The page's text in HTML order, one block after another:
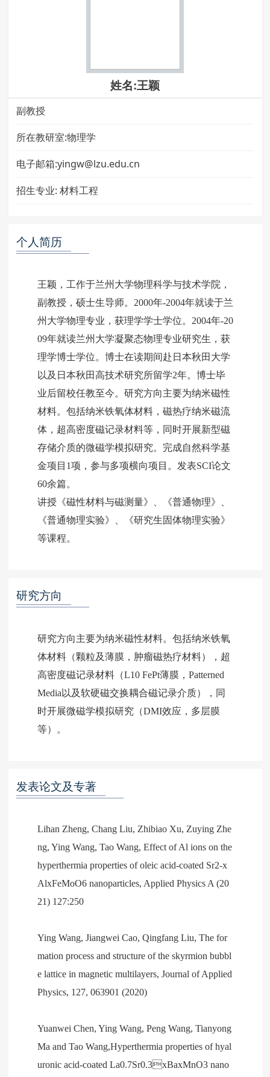
姓名:王颖
副教授
所在教研室:物理学
电子邮箱:yingw@lzu.edu.cn
招生专业: 材料工程
个人简历
王颖，工作于兰州大学物理科学与技术学院，
副教授，硕士生导师。2000年-2004年就读于兰
州大学物理专业，获理学学士学位。2004年-20
09年就读兰州大学凝聚态物理专业研究生，获
理学博士学位。博士在读期间赴日本秋田大学
以及日本秋田高技术研究所留学2年。博士毕
业后留校任教至今。研究方向主要为纳米磁性
材料。包括纳米铁氧体材料，磁热疗纳米磁流
体，超高密度磁记录材料等，同时开展新型磁
存储介质的微磁学模拟研究。完成自然科学基
金项目1项，参与多项横向项目。发表SCI论文
60余篇。
讲授《磁性材料与磁测量》、《普通物理》、
《普通物理实验》、《研究生固体物理实验》
等课程。
研究方向
研究方向主要为纳米磁性材料。包括纳米铁氧
体材料（颗粒及薄膜，肿瘤磁热疗材料），超
高密度磁记录材料（L10 FePt薄膜，Patterned
Media以及软硬磁交换耦合磁记录介质），同
时开展微磁学模拟研究（DMI效应，多层膜
等）。
发表论文及专著
Lihan Zheng, Chang Liu, Zhibiao Xu, Zuying Zhe
ng, Ying Wang, Tao Wang, Effect of Al ions on the
hyperthermia properties of oleic acid‑coated Sr2‑x
AlxFeMoO6 nanoparticles, Applied Physics A (20
21) 127:250
Ying Wang, Jiangwei Cao, Qingfang Liu, The for
mation process and structure of the skyrmion bubbl
e lattice in magnetic multilayers, Journal of Applied
Physics, 127, 063901 (2020)
Yuanwei Chen, Ying Wang, Peng Wang, Tianyong
Ma and Tao Wang,Hyperthermia properties of hyal
uronic acid-coated La0.7Sr0.3xBaxMnO3 nano